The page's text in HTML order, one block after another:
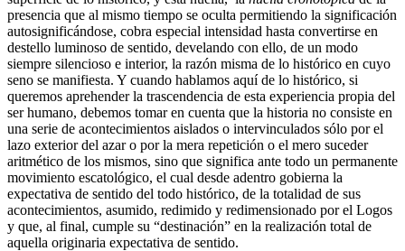
presencia que al mismo tiempo se oculta permitiendo la significación
autosignificándose, cobra especial intensidad hasta convertirse en
destello luminoso de sentido, develando con ello, de un modo
siempre silencioso e interior, la razón misma de lo histórico en cuyo
seno se manifiesta. Y cuando hablamos aquí de lo histórico, si
queremos aprehender la trascendencia de esta experiencia propia del
ser humano, debemos tomar en cuenta que la historia no consiste en
una serie de acontecimientos aislados o intervinculados sólo por el
lazo exterior del azar o por la mera repetición o el mero suceder
aritmético de los mismos, sino que significa ante todo un permanente
movimiento escatológico, el cual desde adentro gobierna la
expectativa de sentido del todo histórico, de la totalidad de sus
acontecimientos, asumido, redimido y redimensionado por el Logos
y que, al final, cumple su “destinación” en la realización total de
aquella originaria expectativa de sentido.